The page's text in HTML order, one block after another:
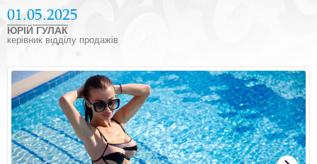
01.05.2025
ЮРІЙ ГУЛАК
керівник відділу продажів